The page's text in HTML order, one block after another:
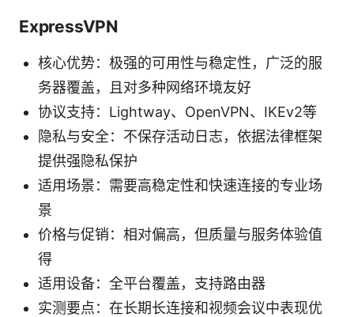
ExpressVPN
核心优势：极强的可用性与稳定性，广泛的服
务器覆盖，且对多种网络环境友好
协议支持：Lightway、OpenVPN、IKEv2等
隐私与安全：不保存活动日志，依据法律框架
提供强隐私保护
适用场景：需要高稳定性和快速连接的专业场
景
价格与促销：相对偏高，但质量与服务体验值
得
适用设备：全平台覆盖，支持路由器
实测要点：在长期长连接和视频会议中表现优